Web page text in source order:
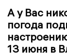
А у Вас
погода
13 июня в